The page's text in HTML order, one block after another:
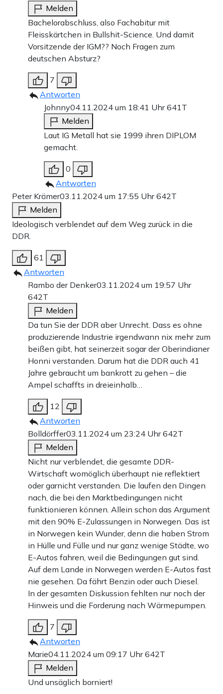
Melden
Bachelorabschluss, also Fachabitur mit
Fleisskärtchen in Bullshit-Science. Und damit
Vorsitzende der IGM?? Noch Fragen zum
deutschen Absturz?
7
Antworten
Johnny04.11.2024 um 18:41 Uhr641T
Melden
Laut IG Metall hat sie 1999 ihren DIPLOM
gemacht.
0
Antworten
Peter Krämer03.11.2024 um 17:55 Uhr642T
Melden
Ideologisch verblendet auf dem Weg zurück in die
DDR.
61
Antworten
Rambo der Denker03.11.2024 um 19:57 Uhr
642T
Melden
Da tun Sie der DDR aber Unrecht. Dass es ohne
produzierende Industrie irgendwann nix mehr zum
beißen gibt, hat seinerzeit sogar der Oberindianer
Honni verstanden. Darum hat die DDR auch 41
Jahre gebraucht um bankrott zu gehen – die
Ampel schaffts in dreieinhalb…
12
Antworten
Bolldörffer03.11.2024 um 23:24 Uhr642T
Melden
Nicht nur verblendet, die gesamte DDR-
Wirtschaft womöglich überhaupt nie reflektiert
oder garnicht verstanden. Die laufen den Dingen
nach, die bei den Marktbedingungen nicht
funktionieren können. Allein schon das Argument
mit den 90% E-Zulassungen in Norwegen. Das ist
in Norwegen kein Wunder, denn die haben Strom
in Hülle und Fülle und nur ganz wenige Städte, wo
E-Autos fahren, weil die Bedingungen gut sind.
Auf dem Lande in Norwegen werden E-Autos fast
nie gesehen. Da fährt Benzin oder auch Diesel.
In der gesamten Diskussion fehlten nur noch der
Hinweis und die Forderung nach Wärmepumpen.
7
Antworten
Marie04.11.2024 um 09:17 Uhr642T
Melden
Und unsäglich borniert!